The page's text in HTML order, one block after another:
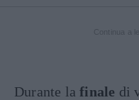
Durante lafinale di